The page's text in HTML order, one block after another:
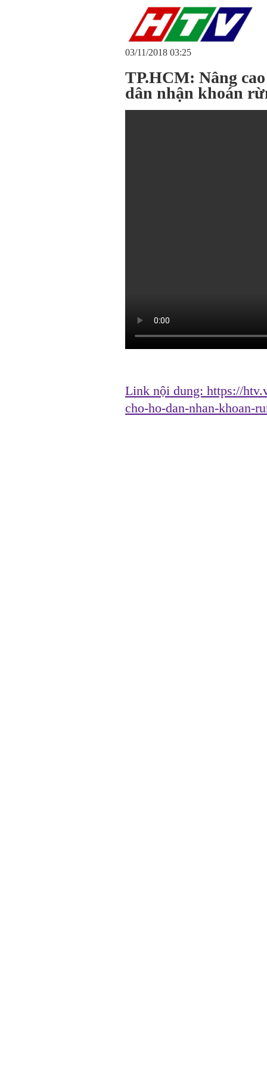
03/11/2018 03:25
TP.HCM: Nâng
dân nhận khoán
Link nội dung: https://
cho-ho-dan-nhan-khoan-